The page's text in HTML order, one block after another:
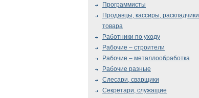
Программисты
Продавцы, кассиры, раскладчики
товара
Работники по уходу
Рабочие – строители
Рабочие – металлообработка
Рабочие разные
Слесари, сварщики
Секретари, служащие